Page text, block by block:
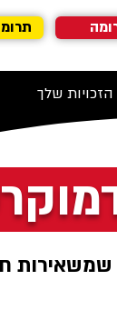
הזכויות שלך